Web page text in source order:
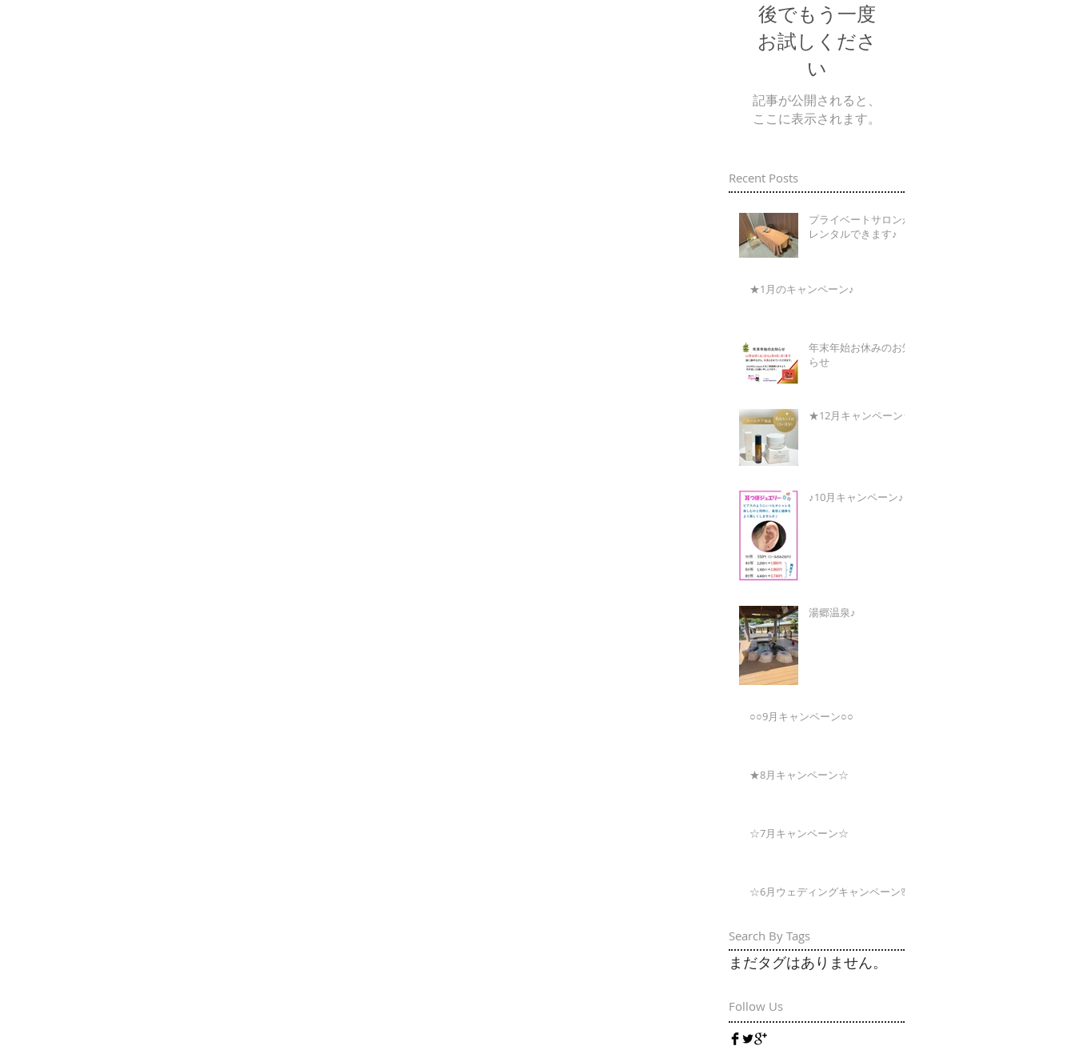
後でもう一度
お試しくださ
い
記事が公開されると、
ここに表示されます。
Recent Posts
Search By Tags
プライベートサロンが
レンタルできます♪
★1月のキャンペーン♪
年末年始お休みのお知
らせ
★12月キャンペーン★
♪10月キャンペーン♪
湯郷温泉♪
○○9月キャンペーン○○
★8月キャンペーン☆
☆7月キャンペーン☆
☆6月ウェディングキャンペーン🌸
まだタグはありません。
Follow Us